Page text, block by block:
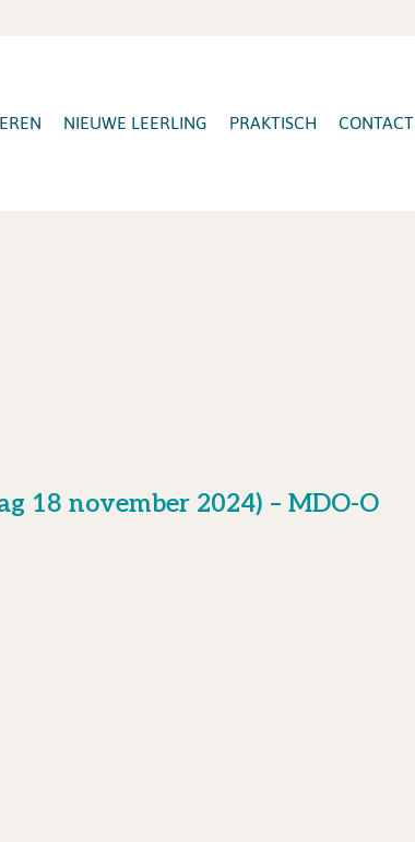
NIEUWE LEERLING PRAKTISCH CONTACT
18 november 2024) – MDO-O